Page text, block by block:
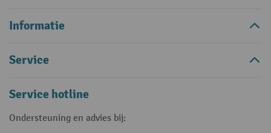
Informatie
Service
Service hotline
Ondersteuning en advies bij: